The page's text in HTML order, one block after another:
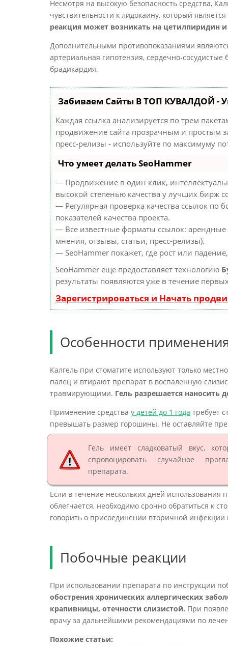
Несмотря на высокую безопасность средства,
чувствительности к лидокаину, который
реакция может возникать на цетилпиридин и
Дополнительными противопоказаниями
артериальная гипотензия, сердечно-
брадикардия.
Забиваем Сайты В ТОП КУВАЛДОЙ -
Каждая ссылка анализируется по трем
продвижение сайта прозрачным и простым
пресс-релизы - используйте по максимуму
Что умеет делать SeoHammer
— Продвижение в один клик,
высокой степенью качества у лучших бирж
— Регулярная проверка качества ссылок по
показателей качества проекта.
— Все известные форматы ссылок:
мнения, отзывы, статьи, пресс-релизы).
— SeoHammer покажет, где рост или
SeoHammer еще предоставляет технологию
результаты появляются уже в течение
Зарегистрироваться и Начать
Особенности
Калгель при стоматите используют только
палец и втирают препарат в воспаленную
травмирующими. Гель разрешается наносить
Применение средства у детей до 1 года требует
превышать размер горошины. Не оставляйте
Гель имеет сладковатый вкус,
спровоцировать случайное
препарата.
Если в течение нескольких дней
облегчается, необходимо срочно обратиться к
говорить о присоединении вторичной инфекции
Побочные реакции
При использовании препарата по инструкции
обострения хронических аллергических
крапивницы, отечности слизистой. При
врачу за дальнейшими рекомендациями по
Похожие статьи: